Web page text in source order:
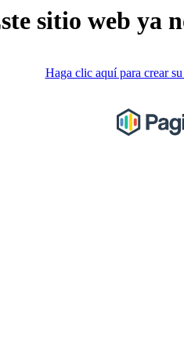
sitio web ya
Haga clic aquí para crear